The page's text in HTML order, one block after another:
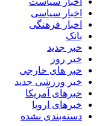
اخبار سیاسی
اخبار فرهنگی
بانک
خبر جدید
خبر روز
خبر های خارجی
خبر ورزشی جدید
خبرهای آمریکا
خبرهای اروپا
دسته‌بندی نشده